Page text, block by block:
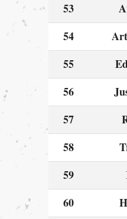
53
54
55
56
57
58
59
60